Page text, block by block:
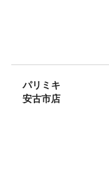
パリミキ
安古市店